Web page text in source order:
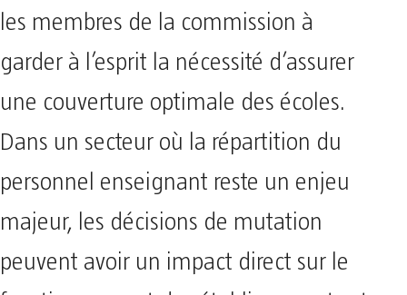
les membres de la commission à
garder à l’esprit la nécessité d’assurer
une couverture optimale des écoles.
Dans un secteur où la répartition du
personnel enseignant reste un enjeu
majeur, les décisions de mutation
peuvent avoir un impact direct sur le